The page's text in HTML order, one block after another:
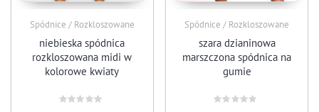
Spódnice / Rozkloszowane
niebieska spódnica
rozkloszowana midi w
kolorowe kwiaty
Spódnice / Rozkloszowane
szara dzianinowa
marszczona spódnica na
gumie